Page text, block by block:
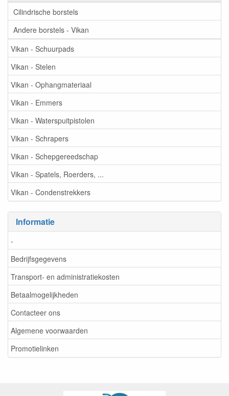
Cilindrische borstels
Andere borstels - Vikan
Vikan - Schuurpads
Vikan - Stelen
Vikan - Ophangmateriaal
Vikan - Emmers
Vikan - Waterspuitpistolen
Vikan - Schrapers
Vikan - Schepgereedschap
Vikan - Spatels, Roerders, ...
Vikan - Condenstrekkers
Informatie
-
Bedrijfsgegevens
Transport- en administratiekosten
Betaalmogelijkheden
Contacteer ons
Algemene voorwaarden
Promotielinken